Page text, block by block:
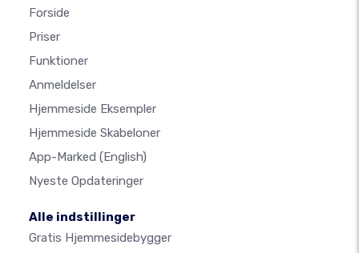
Forside
Priser
Funktioner
Anmeldelser
Hjemmeside Eksempler
Hjemmeside Skabeloner
App-Marked (English)
Nyeste Opdateringer
Alle indstillinger
Gratis Hjemmesidebygger